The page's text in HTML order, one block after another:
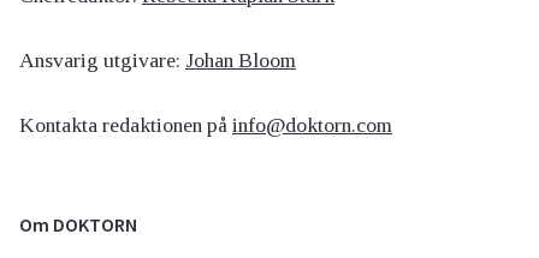
Ansvarig utgivare: Johan Bloom
Kontakta redaktionen på info@doktorn.com
Om DOKTORN